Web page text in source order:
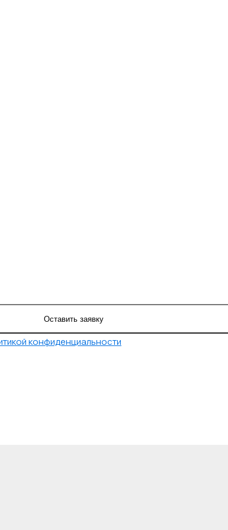
конфиденциальности